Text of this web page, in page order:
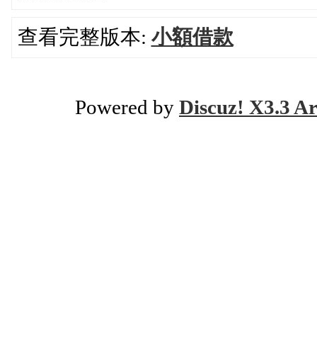
查看完整版本: 小額借款
Powered by Discuz! X3.3